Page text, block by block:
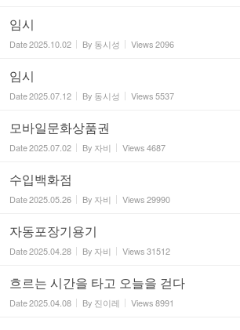
임시
Date2025.10.02 By 동시성 Views2096
임시
Date2025.07.12 By 동시성 Views5537
모바일문화상품권
Date2025.07.02 By 자비 Views4687
수입백화점
Date2025.05.26 By 자비 Views29990
자동포장기용기
Date2025.04.28 By 자비 Views31512
흐르는 시간을 타고 오늘을 걷다
Date2025.04.08 By 진이레 Views8991